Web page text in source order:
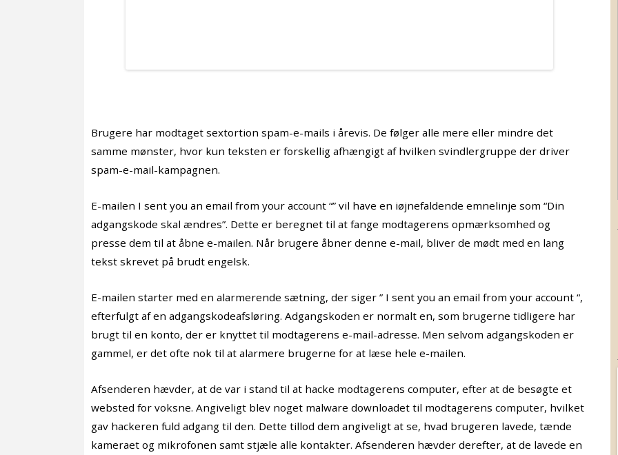
Brugere har modtaget sextortion spam-e-mails i årevis. De følger alle mere eller mindre det
samme mønster, hvor kun teksten er forskellig afhængigt af hvilken svindlergruppe der driver
spam-e-mail-kampagnen.
E-mailen I sent you an email from your account “” vil have en iøjnefaldende emnelinje som “Din
adgangskode skal ændres”. Dette er beregnet til at fange modtagerens opmærksomhed og
presse dem til at åbne e-mailen. Når brugere åbner denne e-mail, bliver de mødt med en lang
tekst skrevet på brudt engelsk.
E-mailen starter med en alarmerende sætning, der siger ” I sent you an email from your account “,
efterfulgt af en adgangskodeafsløring. Adgangskoden er normalt en, som brugerne tidligere har
brugt til en konto, der er knyttet til modtagerens e-mail-adresse. Men selvom adgangskoden er
gammel, er det ofte nok til at alarmere brugerne for at læse hele e-mailen.
Afsenderen hævder, at de var i stand til at hacke modtagerens computer, efter at de besøgte et
websted for voksne. Angiveligt blev noget malware downloadet til modtagerens computer, hvilket
gav hackeren fuld adgang til den. Dette tillod dem angiveligt at se, hvad brugeren lavede, tænde
kameraet og mikrofonen samt stjæle alle kontakter. Afsenderen hævder derefter, at de lavede en